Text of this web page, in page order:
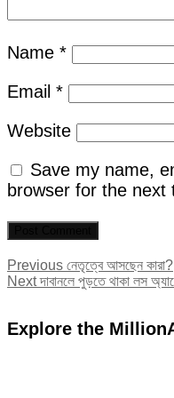
Name *
Email *
Website
Save my name,
browser for the next
Post
navigation
Previous Previous
post:
নেতৃত্বে আসছেন কারা?
NextNext
দাবানলে পুড়তে থাকা লস
Explore the